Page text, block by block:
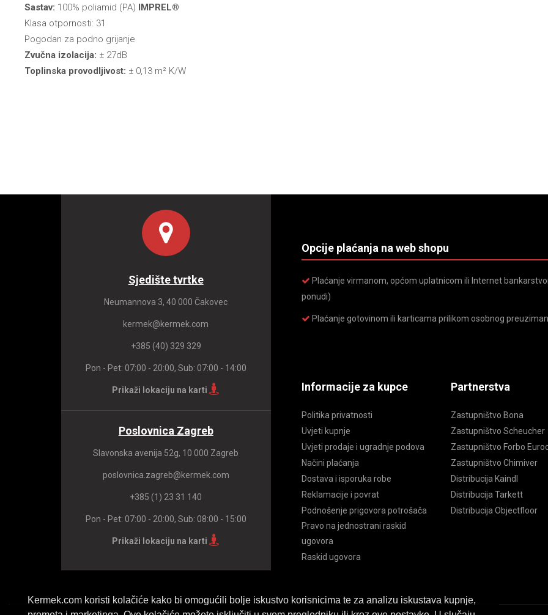
Kermek.com koristi kolačiće kako bi omogućili bolje iskustvo korisnicima te za analizu iskustava kupnje,
Sastav: 100% poliamid (PA) IMPREL®
Klasa otpornosti: 31
Pogodan za podno grijanje
Zvučna izolacija: ± 27dB
Toplinska provodljivost: ± 0,13 m² K/W
Sjedište tvrtke
Neumannova 3, 40 000 Čakovec
kermek@kermek.com
+385 (40) 329 329
Pon - Pet: 07:00 - 20:00, Sub: 07:00 - 14:00
Prikaži lokaciju na karti
Poslovnica Zagreb
Slavonska avenija 52g, 10 000 Zagreb
poslovnica.zagreb@kermek.com
+385 (1) 23 31 140
Pon - Pet: 07:00 - 20:00, Sub: 08:00 - 15:00
Prikaži lokaciju na karti
Opcije plaćanja na web shopu
Plaćanje virmanom, općom uplatnicom ili Internet
ponudi)
Plaćanje gotovinom ili karticama prilikom osobnog
Informacije za kupce
Politika privatnosti
Uvjeti kupnje
Uvjeti prodaje i ugradnje podova
Načini plaćanja
Dostava i isporuka robe
Reklamacije i povrat
Podnošenje prigovora potrošača
Pravo na jednostrani raskid
ugovora
Raskid ugovora
Partnerstva
Zastupništvo Bona
Zastupništvo Scheucher
Zastupništvo Forbo
Zastupništvo Chimiver
Distribucija Kaindl
Distribucija Tarkett
Distribucija Objectfloor